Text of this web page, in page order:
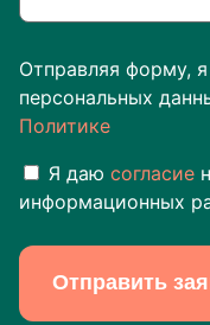
Отправляя форму,
персональных
Политике
Я даю согласие
информационных
Отправить